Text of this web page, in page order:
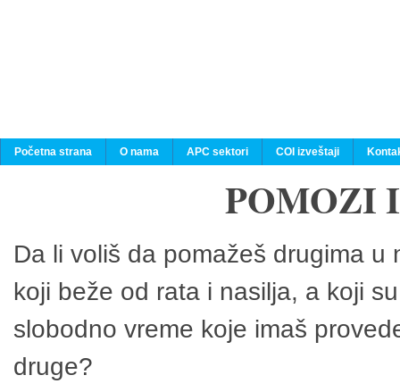
Početna strana O nama APC sektori COI izveštaji
POMOZI
Da li voliš da pomažeš drugima
koji beže od rata i nasilja, a koji
slobodno vreme koje imaš
druge?